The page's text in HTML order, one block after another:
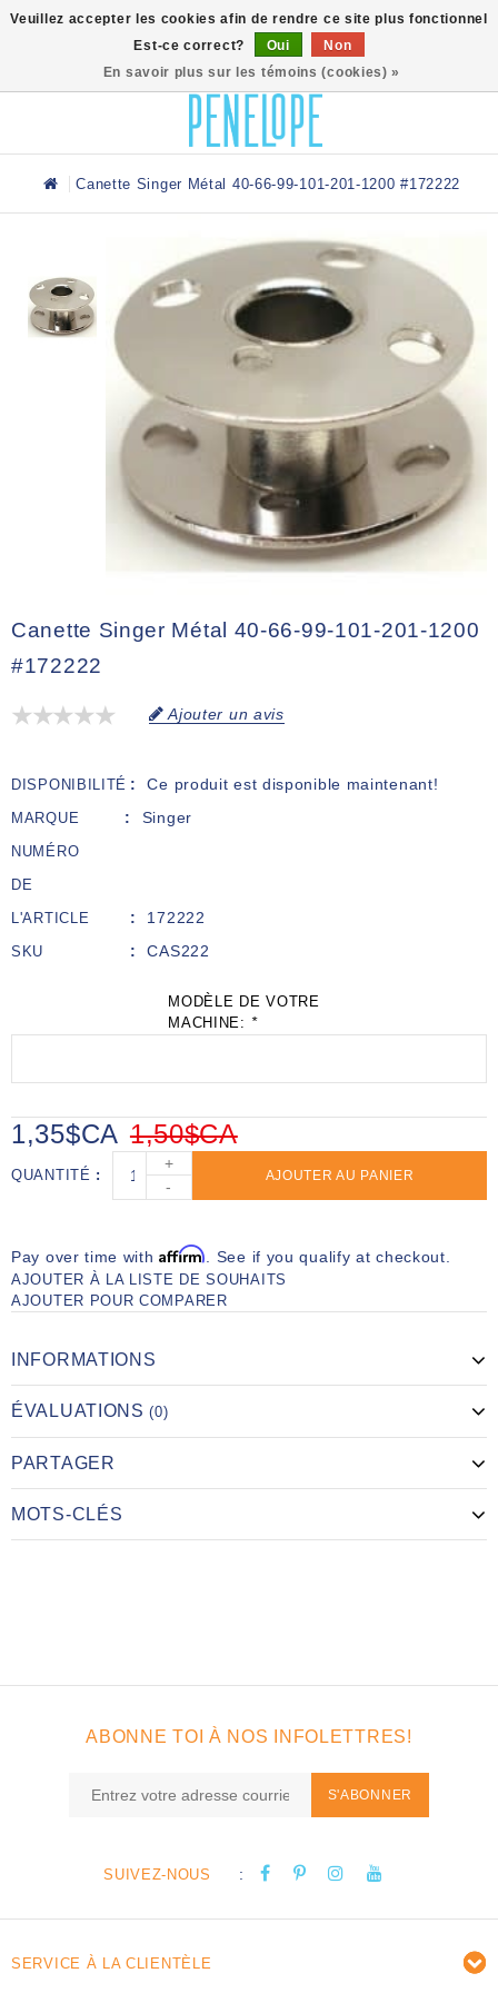
Canette Singer Métal 40-66-99-101-201-1200 #172222
Canette Singer Métal 40-66-99-101-201-1200
#172222
Ajouter un avis
DISPONIBILITÉ Ce produit est disponible maintenant!
MARQUE Singer
NUMÉRO
DE
L'ARTICLE
172222
SKU CAS222
MODÈLE DE VOTRE
MACHINE: *
1,50$CA
1,35$CA
QUANTITÉ
+
-
AJOUTER AU PANIER
Pay over time withAffirm . See if you qualify at checkout.
AJOUTER À LA LISTE DE SOUHAITS
AJOUTER POUR COMPARER
INFORMATIONS
ÉVALUATIONS(0)
PARTAGER
MOTS-CLÉS
ABONNE TOI À NOS INFOLETTRES!
S'ABONNER
SUIVEZ-NOUS :
SERVICE À LA CLIENTÈLE
Veuillez accepter les cookies afin de rendre ce site plus fonctionnel
Est-ce correct?
Oui
Non
En savoir plus sur les témoins (cookies) »